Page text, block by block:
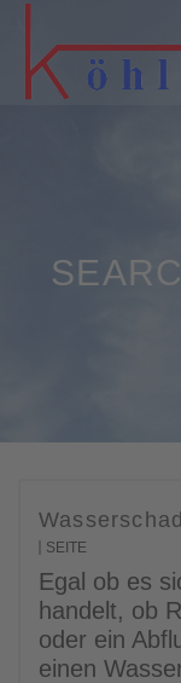
SEITE
Egal ob es
handelt, ob
oder ein
einen